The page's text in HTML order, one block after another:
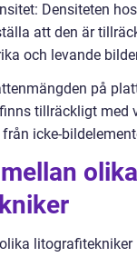
Densiteten
att den är
och levande
på
tillräckligt med
icke-
olika